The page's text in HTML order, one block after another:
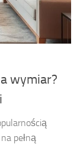
wymiar?
pełną